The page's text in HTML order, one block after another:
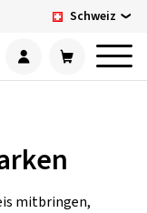
Schweiz
mitbringen,